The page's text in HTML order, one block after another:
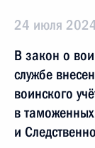
24 июля
В закон о
службе
воинского
в
и